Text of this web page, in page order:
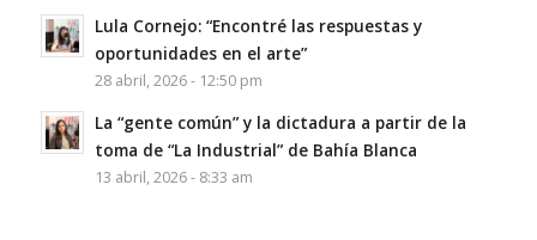
Lula Cornejo: “Encontré las respuestas y
oportunidades en el arte”
28 abril, 2026 - 12:50 pm
La “gente común” y la dictadura a partir de la
toma de “La Industrial” de Bahía Blanca
13 abril, 2026 - 8:33 am